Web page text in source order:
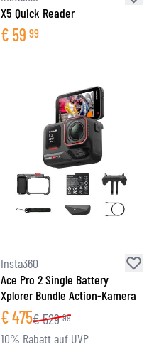
X5 Quick Reader
€ 59 99
Insta360
Ace Pro 2 Single Battery
Xplorer Bundle Action-Kamera
€475€529 99
10% Rabatt auf UVP